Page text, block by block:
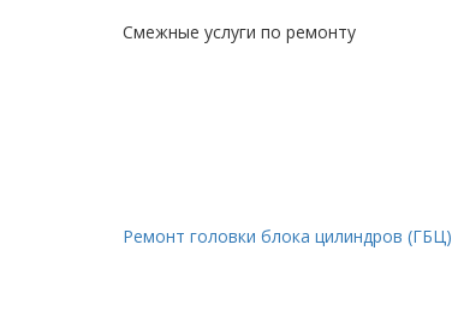
Смежные услуги по ремонту
Ремонт головки блока цилиндров (ГБЦ)